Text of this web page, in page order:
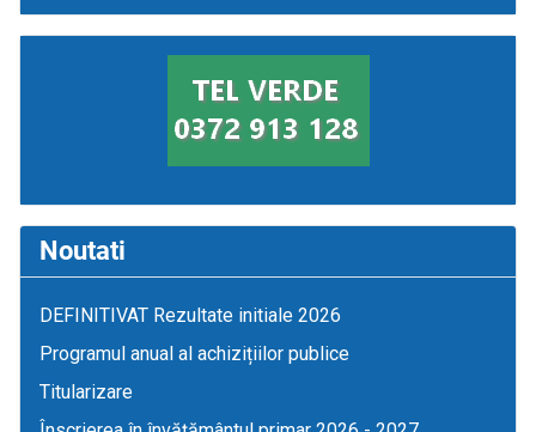
Noutati
DEFINITIVAT Rezultate initiale 2026
Programul anual al achizițiilor publice
Titularizare